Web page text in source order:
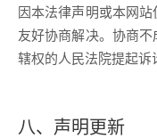
因本法律声明或本网
友好协商解决。协商
辖权的人民法院提起诉
八、声明更新